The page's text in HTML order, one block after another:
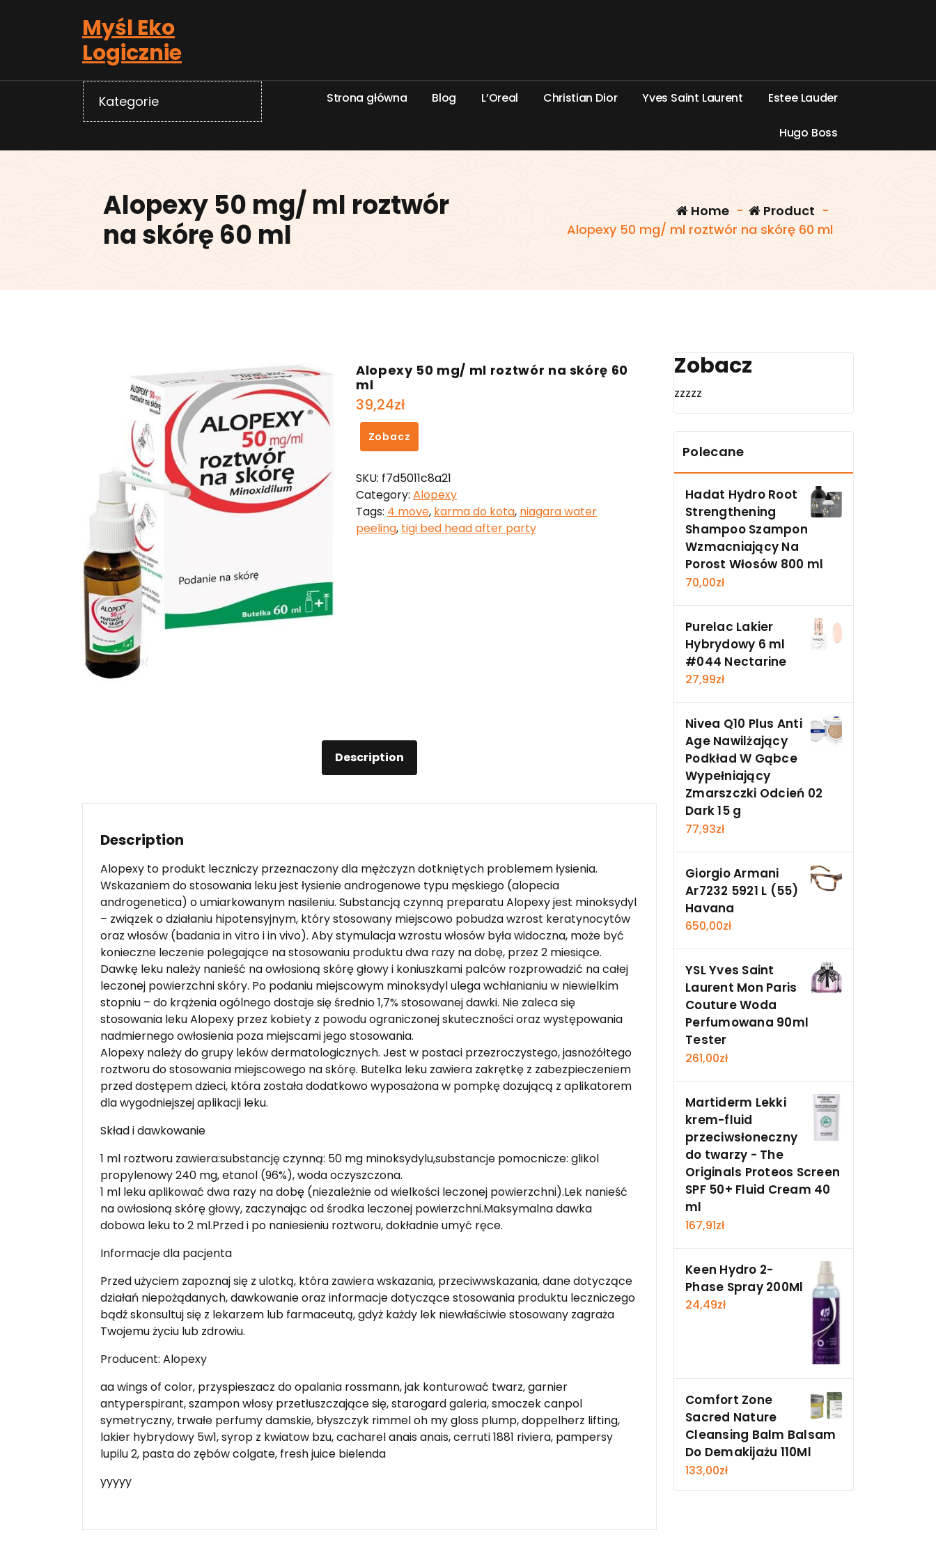
Myśl Eko
Logicznie
Kategorie Strona główna Blog L’Oreal Christian Dior Yves Saint Laurent Estee Lauder
Hugo Boss
Alopexy 50 mg/ ml roztwór
na skórę 60 ml
Home - Product -
Alopexy 50 mg/ ml roztwór na skórę 60 ml
Alopexy 50 mg/ ml roztwór na skórę 60
ml
39,24zł
Zobacz
SKU: f7d5011c8a21
Category: Alopexy
Tags: 4 move, karma do kota, niagara water
peeling, tigi bed head after party
Description
Description
Alopexy to produkt leczniczy przeznaczony dla mężczyzn dotkniętych problemem łysienia.
Wskazaniem do stosowania leku jest łysienie androgenowe typu męskiego (alopecia
androgenetica) o umiarkowanym nasileniu. Substancją czynną preparatu Alopexy jest minoksydyl
– związek o działaniu hipotensyjnym, który stosowany miejscowo pobudza wzrost keratynocytów
oraz włosów (badania in vitro i in vivo). Aby stymulacja wzrostu włosów była widoczna, może być
konieczne leczenie polegające na stosowaniu produktu dwa razy na dobę, przez 2 miesiące.
Dawkę leku należy nanieść na owłosioną skórę głowy i koniuszkami palców rozprowadzić na całej
leczonej powierzchni skóry. Po podaniu miejscowym minoksydyl ulega wchłanianiu w niewielkim
stopniu – do krążenia ogólnego dostaje się średnio 1,7% stosowanej dawki. Nie zaleca się
stosowania leku Alopexy przez kobiety z powodu ograniczonej skuteczności oraz występowania
nadmiernego owłosienia poza miejscami jego stosowania.
Alopexy należy do grupy leków dermatologicznych. Jest w postaci przezroczystego, jasnożółtego
roztworu do stosowania miejscowego na skórę. Butelka leku zawiera zakrętkę z zabezpieczeniem
przed dostępem dzieci, która została dodatkowo wyposażona w pompkę dozującą z aplikatorem
dla wygodniejszej aplikacji leku.
Skład i dawkowanie
1 ml roztworu zawiera:substancję czynną: 50 mg minoksydylu,substancje pomocnicze: glikol
propylenowy 240 mg, etanol (96%), woda oczyszczona.
1 ml leku aplikować dwa razy na dobę (niezależnie od wielkości leczonej powierzchni).Lek nanieść
na owłosioną skórę głowy, zaczynając od środka leczonej powierzchni.Maksymalna dawka
dobowa leku to 2 ml.Przed i po naniesieniu roztworu, dokładnie umyć ręce.
Informacje dla pacjenta
Przed użyciem zapoznaj się z ulotką, która zawiera wskazania, przeciwwskazania, dane dotyczące
działań niepożądanych, dawkowanie oraz informacje dotyczące stosowania produktu leczniczego
bądź skonsultuj się z lekarzem lub farmaceutą, gdyż każdy lek niewłaściwie stosowany zagraża
Twojemu życiu lub zdrowiu.
Producent: Alopexy
aa wings of color, przyspieszacz do opalania rossmann, jak konturować twarz, garnier
antyperspirant, szampon włosy przetłuszczające się, starogard galeria, smoczek canpol
symetryczny, trwałe perfumy damskie, błyszczyk rimmel oh my gloss plump, doppelherz lifting,
lakier hybrydowy 5w1, syrop z kwiatow bzu, cacharel anais anais, cerruti 1881 riviera, pampersy
lupilu 2, pasta do zębów colgate, fresh juice bielenda
yyyyy
Zobacz
zzzzz
Polecane
Hadat Hydro Root
Strengthening
Shampoo Szampon
Wzmacniający Na
Porost Włosów 800 ml
70,00zł
Purelac Lakier
Hybrydowy 6 ml
#044 Nectarine
27,99zł
Nivea Q10 Plus Anti
Age Nawilżający
Podkład W Gąbce
Wypełniający
Zmarszczki Odcień 02
Dark 15 g
77,93zł
Giorgio Armani
Ar7232 5921 L (55)
Havana
650,00zł
YSL Yves Saint
Laurent Mon Paris
Couture Woda
Perfumowana 90ml
Tester
261,00zł
Martiderm Lekki
krem-fluid
przeciwsłoneczny
do twarzy - The
Originals Proteos Screen
SPF 50+ Fluid Cream 40
ml
167,91zł
Keen Hydro 2-
Phase Spray 200Ml
24,49zł
Comfort Zone
Sacred Nature
Cleansing Balm Balsam
Do Demakijażu 110Ml
133,00zł